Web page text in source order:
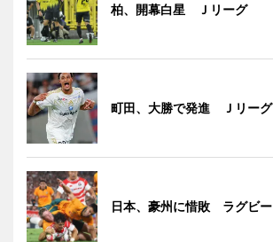
柏、開幕白星 Ｊリーグ
町田、大勝で発進 Ｊリーグ
日本、豪州に惜敗 ラグビー